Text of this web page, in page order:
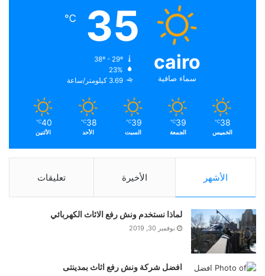
cairo
سماء صافية
35
℃
23%
3.69 كيلومتر/ساعة
38
℃
الخميس
39
℃
الجمعة
39
℃
السبت
38
℃
الأحد
40
℃
الأثنين
الأشهر الأخيرة تعليقات
لماذا نستخدم ونش رفع الاثاث الكهربائي
نوفمبر 30, 2019
افضل شركة ونش رفع اثاث بمدينتى